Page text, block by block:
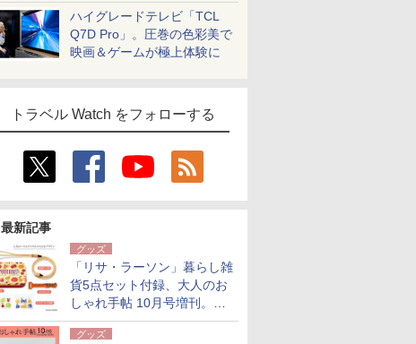
ハイグレードテレビ「TCL
Q7D Pro」。圧巻の色彩美で
映画＆ゲームが極上体験に
トラベル Watch をフォローする
最新記事
グッズ
「リサ・ラーソン」暮らし雑
貨5点セット付録、大人のお
しゃれ手帖 10月号増刊。
USBケーブルや缶ケースなど
グッズ